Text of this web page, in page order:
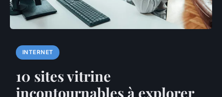
INTERNET
10 sites vitrine
incontournables à explorer